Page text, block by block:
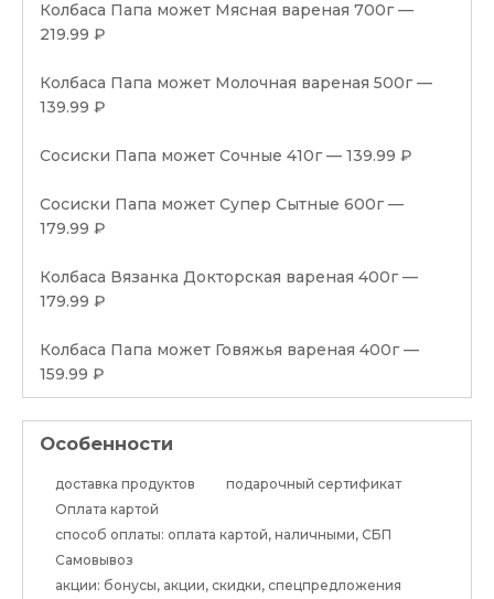
Колбаса Папа может Мясная вареная 700г —
219.99 ₽
Колбаса Папа может Молочная вареная 500г —
139.99 ₽
Сосиски Папа может Сочные 410г — 139.99 ₽
Сосиски Папа может Супер Сытные 600г —
179.99 ₽
Колбаса Вязанка Докторская вареная 400г —
179.99 ₽
Колбаса Папа может Говяжья вареная 400г —
159.99 ₽
Особенности
доставка продуктов
подарочный сертификат
Оплата картой
способ оплаты: оплата картой, наличными, СБП
Самовывоз
акции: бонусы, акции, скидки, спецпредложения